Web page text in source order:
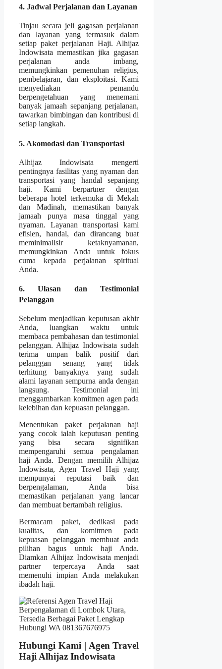
4. Jadwal Perjalanan dan Layanan
Tinjau secara jeli gagasan perjalanan
dan layanan yang termasuk dalam
setiap paket perjalanan Haji. Alhijaz
Indowisata memastikan jika gagasan
perjalanan anda imbang,
memungkinkan pemenuhan religius,
pembelajaran, dan eksploitasi. Kami
menyediakan pemandu
berpengetahuan yang menemani
banyak jamaah sepanjang perjalanan,
tawarkan bimbingan dan kontribusi di
setiap langkah.
5. Akomodasi dan Transportasi
Alhijaz Indowisata mengerti
pentingnya fasilitas yang nyaman dan
transportasi yang handal sepanjang
haji. Kami berpartner dengan
beberapa hotel terkemuka di Mekah
dan Madinah, memastikan banyak
jamaah punya masa tinggal yang
nyaman. Layanan transportasi kami
efisien, handal, dan dirancang buat
meminimalisir ketaknyamanan,
memungkinkan Anda untuk fokus
cuma kepada perjalanan spiritual
Anda.
6. Ulasan dan Testimonial
Pelanggan
Sebelum menjadikan keputusan akhir
Anda, luangkan waktu untuk
membaca pembahasan dan testimonial
pelanggan. Alhijaz Indowisata sudah
terima umpan balik positif dari
pelanggan senang yang tidak
terhitung banyaknya yang sudah
alami layanan sempurna anda dengan
langsung. Testimonial ini
menggambarkan komitmen agen pada
kelebihan dan kepuasan pelanggan.
Menentukan paket perjalanan haji
yang cocok ialah keputusan penting
yang bisa secara signifikan
mempengaruhi semua pengalaman
haji Anda. Dengan memilih Alhijaz
Indowisata, Agen Travel Haji yang
mempunyai reputasi baik dan
berpengalaman, Anda bisa
memastikan perjalanan yang lancar
dan membuat bertambah religius.
Bermacam paket, dedikasi pada
kualitas, dan komitmen pada
kepuasan pelanggan membuat anda
pilihan bagus untuk haji Anda.
Diamkan Alhijaz Indowisata menjadi
partner terpercaya Anda saat
memenuhi impian Anda melakukan
ibadah haji.
Hubungi Kami | Agen Travel
Haji Alhijaz Indowisata